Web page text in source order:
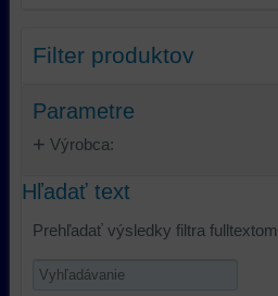
Filter produktov
Parametre
Výrobca:
Hľadať text
Prehľadať výsledky filtra fulltextom